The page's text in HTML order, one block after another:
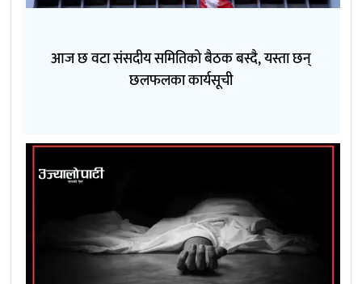
आज छ वटा संसदीय समितिको बैठक बस्दै, यस्ता छन्
छलफलका कार्यसूची